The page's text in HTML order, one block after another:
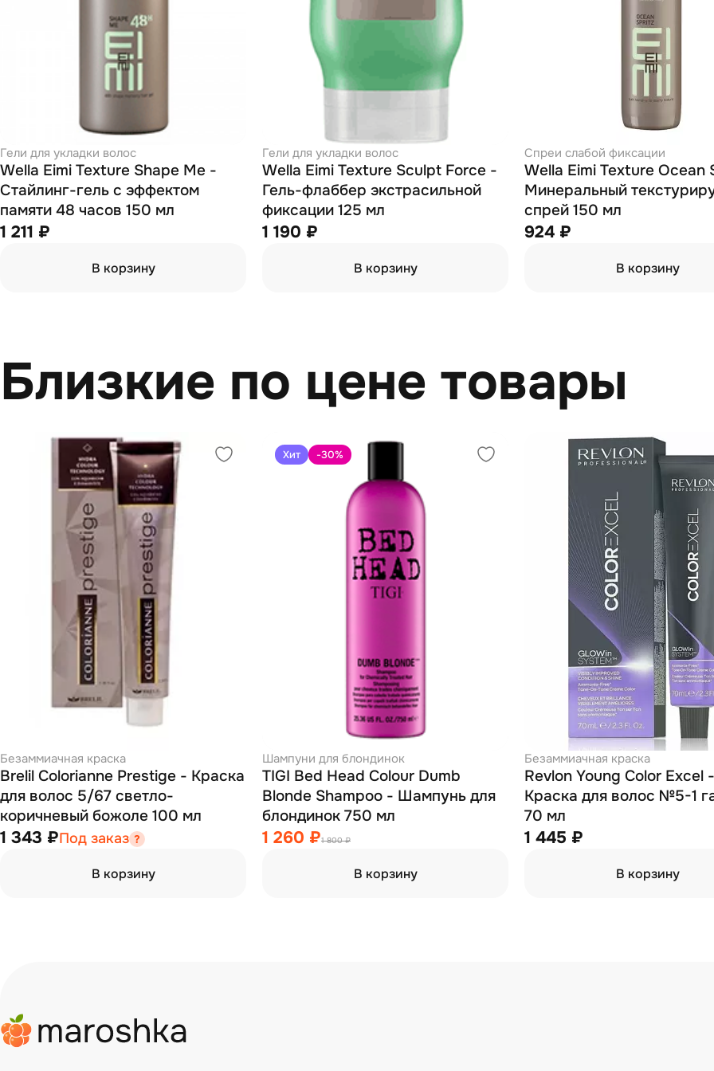
Гели для укладки волос
Wella Eimi Texture Shape Me -
Стайлинг-гель с эффектом
памяти 48 часов 150 мл
1 211 ₽
В корзину
Гели для укладки волос
Wella Eimi Texture Sculpt Force -
Гель-флаббер экстрасильной
фиксации 125 мл
1 190 ₽
В корзину
Спреи слабой фиксации
Wella Eimi Texture Ocean
Минеральный
спрей 150 мл
924 ₽
В корзину
Близкие по цене товары
Безаммиачная краска
Brelil Colorianne Prestige - Краска
для волос 5/67 светло-
коричневый божоле 100 мл
1 343 ₽Под заказ
В корзину
Хит -30%
Шампуни для блондинок
TIGI Bed Head Colour Dumb
Blonde Shampoo - Шампунь для
блондинок 750 мл
1 260 ₽1 800 ₽
В корзину
Безаммиачная краска
Revlon Young Color Excel -
Краска для волос №5-1
70 мл
1 445 ₽
В корзину